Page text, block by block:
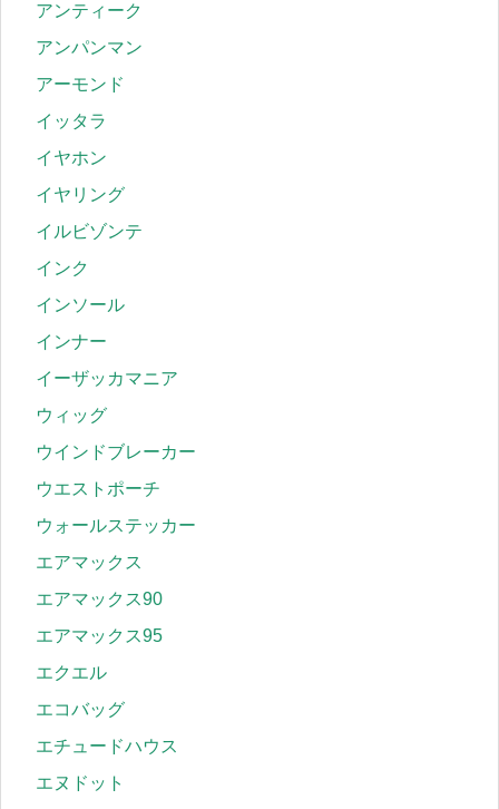
アンティーク
アンパンマン
アーモンド
イッタラ
イヤホン
イヤリング
イルビゾンテ
インク
インソール
インナー
イーザッカマニア
ウィッグ
ウインドブレーカー
ウエストポーチ
ウォールステッカー
エアマックス
エアマックス90
エアマックス95
エクエル
エコバッグ
エチュードハウス
エヌドット